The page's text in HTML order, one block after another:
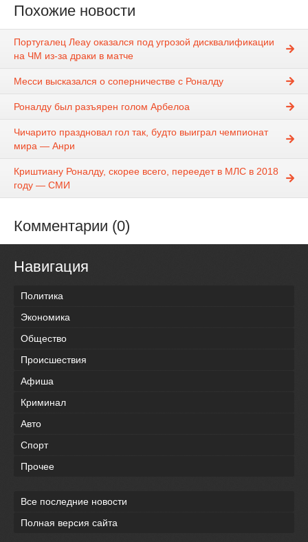
Похожие новости
Португалец Леау оказался под угрозой дисквалификации
на ЧМ из-за драки в матче
Месси высказался о соперничестве с Роналду
Роналду был разъярен голом Арбелоа
Чичарито праздновал гол так, будто выиграл чемпионат
мира — Анри
Криштиану Роналду, скорее всего, переедет в МЛС в 2018
году — СМИ
Комментарии (0)
Навигация
Политика
Экономика
Общество
Происшествия
Афиша
Криминал
Авто
Спорт
Прочее
Все последние новости
Полная версия сайта